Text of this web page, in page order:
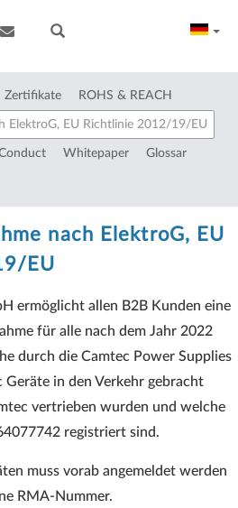
Zertifikate ROHS & REACH
ElektroG, EU Richtlinie 2012/19/EU
Whitepaper Glossar
nach ElektroG, EU
EU
ermöglicht allen B2B Kunden eine
für alle nach dem Jahr 2022
durch die Camtec Power Supplies
Geräte in den Verkehr gebracht
vertrieben wurden und welche
registriert sind.
muss vorab angemeldet werden
RMA-Nummer.